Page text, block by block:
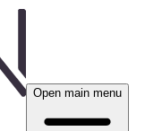
Open main menu